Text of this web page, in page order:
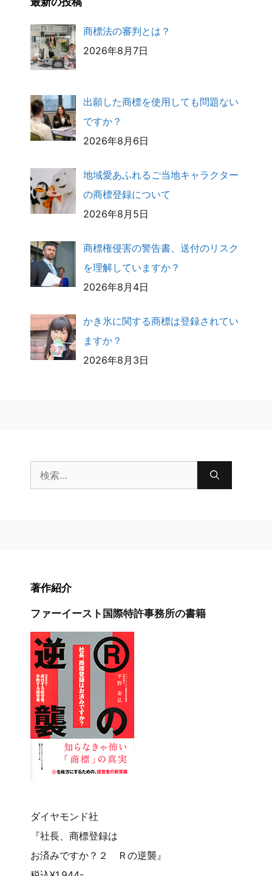
商標法の審判とは？
2026年8月7日
出願した商標を使用しても問題ない
ですか？
2026年8月6日
地域愛あふれるご当地キャラクター
の商標登録について
2026年8月5日
商標権侵害の警告書、送付のリスク
を理解していますか？
2026年8月4日
かき氷に関する商標は登録されてい
ますか？
2026年8月3日
索:
著作紹介
ファーイースト国際特許事務所の書籍
ダイヤモンド社
『社長、商標登録は
お済みですか？２ Ｒの逆襲』